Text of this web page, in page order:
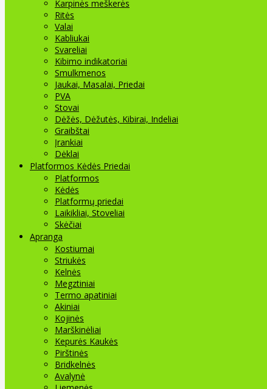
Karpinės meškerės
Ritės
Valai
Kabliukai
Svareliai
Kibimo indikatoriai
Smulkmenos
Jaukai, Masalai, Priedai
PVA
Stovai
Dėžės, Dėžutės, Kibirai, Indeliai
Graibštai
Įrankiai
Dėklai
Platformos Kėdės Priedai
Platformos
Kėdės
Platformų priedai
Laikikliai, Stoveliai
Skėčiai
Apranga
Kostiumai
Striukės
Kelnės
Megztiniai
Termo apatiniai
Akiniai
Kojinės
Marškinėliai
Kepurės Kaukės
Pirštinės
Bridkelnės
Avalynė